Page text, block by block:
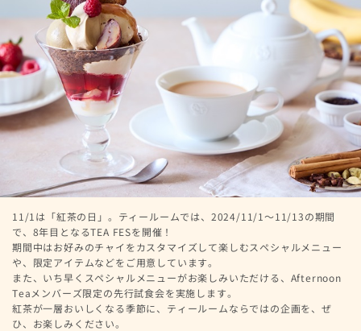
11/1は「紅茶の日」。ティールームでは、2024/11/1～11/13の期間
で、8年目となるTEA FESを開催！
期間中はお好みのチャイをカスタマイズして楽しむスペシャルメニュー
や、限定アイテムなどをご用意しています。
また、いち早くスペシャルメニューがお楽しみいただける、Afternoon
Teaメンバーズ限定の先行試食会を実施します。
紅茶が一層おいしくなる季節に、ティールームならではの企画を、ぜ
ひ、お楽しみください。